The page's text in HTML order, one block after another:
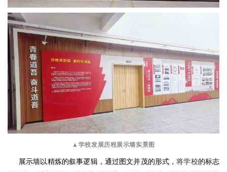
▲ 学校发展历程展示墙实景图
展示墙以精炼的叙事逻辑，通过图文并茂的形式，将学校的标志